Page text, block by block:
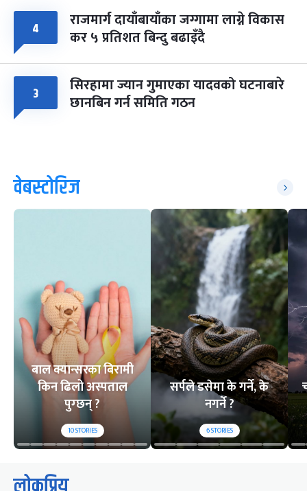
४ राजमार्ग दायाँबायाँका जग्गामा लाग्ने विकास
कर ५ प्रतिशत बिन्दु बढाइँदै
३ सिरहामा ज्यान गुमाएका यादवको घटनाबारे
छानबिन गर्न समिति गठन
वेबस्टोरिज
बाल क्यान्सरका बिरामी
किन ढिलो अस्पताल
पुग्छन् ?
10STORIES
सर्पले डसेमा के गर्ने, के
नगर्ने ?
6STORIES